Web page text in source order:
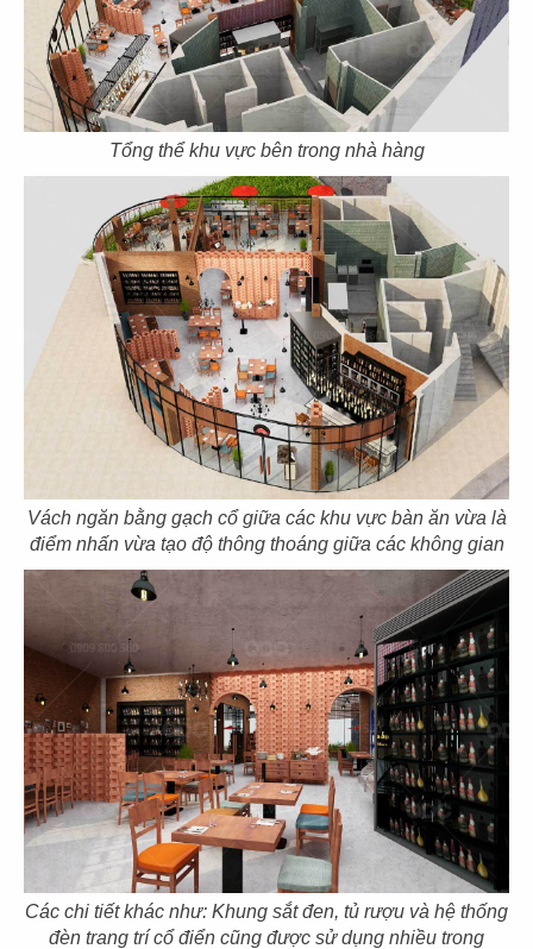
Tổng thể khu vực bên trong nhà hàng
Vách ngăn bằng gạch cổ giữa các khu vực bàn ăn vừa là
điểm nhấn vừa tạo độ thông thoáng giữa các không gian
Các chi tiết khác như: Khung sắt đen, tủ rượu và hệ thống
đèn trang trí cổ điển cũng được sử dụng nhiều trong
EL GAUCHO
CN Thiso Mall
36
EL GAUCHO
CN Hội An
37
EL GAUCHO
38
EL GAUCHO
CN Trần Hưng Đạo
39
EL GAUCHO
CN Vũng Tàu
40
BOTEJYU
CN Vincom Quang Trung
41
BOTEJYU
CN Vincom Đồng Khởi, Quận 1
42
BOTEJYU
CN Crescent Mall - Q.7